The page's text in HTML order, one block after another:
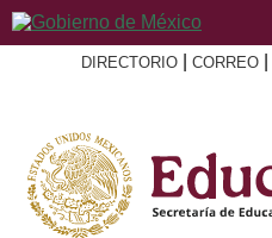
DIRECTORIO CORREO